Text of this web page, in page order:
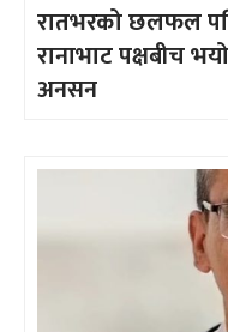
रातभरको छलफल
रानाभाट पक्षबीच
अनसन